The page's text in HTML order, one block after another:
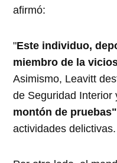
afirmó:
"Este individuo,
miembro de la
Asimismo, Leavitt
de Seguridad Interior
montón de pruebas"
actividades delictivas.